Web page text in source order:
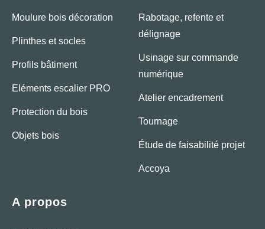
Moulure bois décoration
Plinthes et socles
Profils bâtiment
Eléments escalier PRO
Protection du bois
Objets bois
Rabotage, refente et
délignage
Usinage sur commande
numérique
Atelier encadrement
Tournage
Étude de faisabilité projet
Accoya
A propos